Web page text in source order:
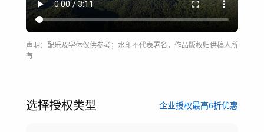
声明：配乐及字体仅供参考；水印不代表署名，作品版权归供稿人所
有
选择授权类型 企业授权最高6折优惠